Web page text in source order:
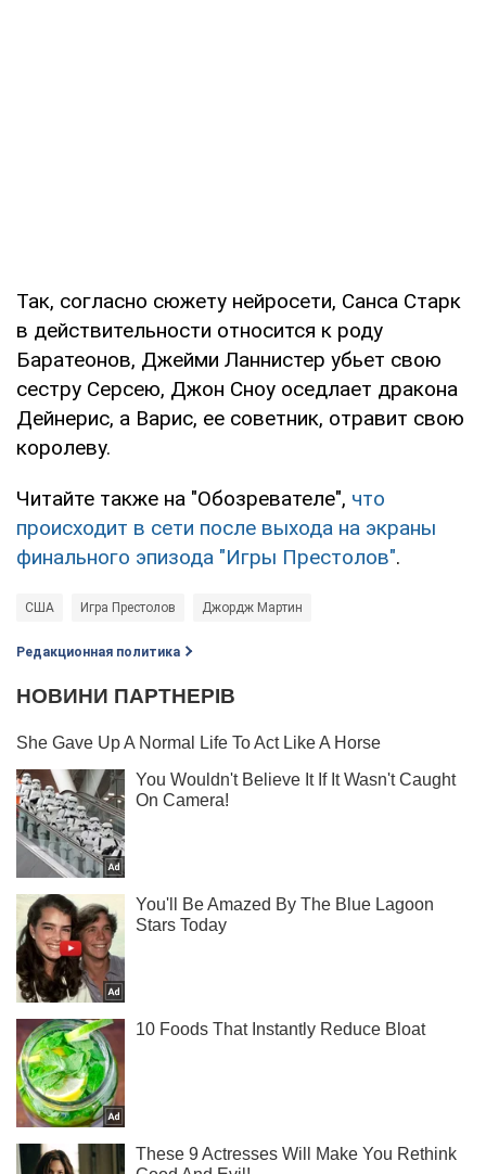
Так, согласно сюжету нейросети, Санса Старк
в действительности относится к роду
Баратеонов, Джейми Ланнистер убьет свою
сестру Серсею, Джон Сноу оседлает дракона
Дейнерис, а Варис, ее советник, отравит свою
королеву.
Читайте также на "Обозревателе", что
происходит в сети после выхода на экраны
финального эпизода "Игры Престолов".
США Игра Престолов Джордж Мартин
Редакционная политика